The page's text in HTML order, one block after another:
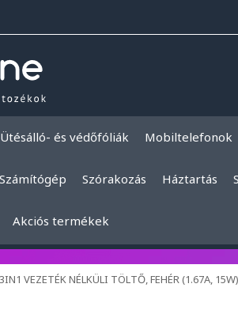
Ütésálló- és védőfóliák Mobiltelefonok
Számítógép Szórakozás Háztartás
Akciós termékek
VEZETÉK NÉLKÜLI TÖLTŐ, FEHÉR (1.67A, 15W)